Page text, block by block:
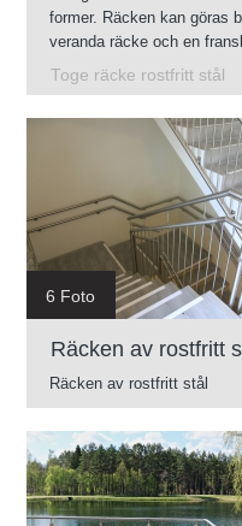
former. Räcken kan göras
veranda räcke och en
Toge räcke rostfritt stål
6 Foto
Räcken av rostfritt
Räcken av rostfritt stål